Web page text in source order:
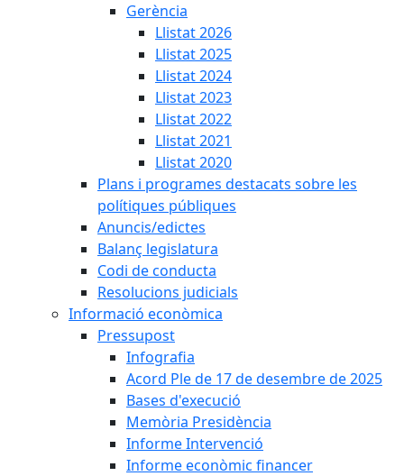
Gerència
Llistat 2026
Llistat 2025
Llistat 2024
Llistat 2023
Llistat 2022
Llistat 2021
Llistat 2020
Plans i programes destacats sobre les
polítiques públiques
Anuncis/edictes
Balanç legislatura
Codi de conducta
Resolucions judicials
Informació econòmica
Pressupost
Infografia
Acord Ple de 17 de desembre de 2025
Bases d'execució
Memòria Presidència
Informe Intervenció
Informe econòmic financer